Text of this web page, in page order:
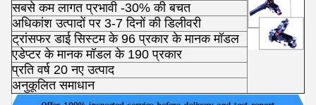
सबसे कम लागत प्रभावी -30% की बचत
अधिकांश उत्पादों पर 3-7 दिनों की डिलीवरी
ट्रांसफर डाई सिस्टम के 96 प्रकार के मानक मॉडल
एडेप्टर के मानक मॉडल के 190 प्रकार
प्रति वर्ष 20 नए उत्पाद
अनुकूलित समाधान